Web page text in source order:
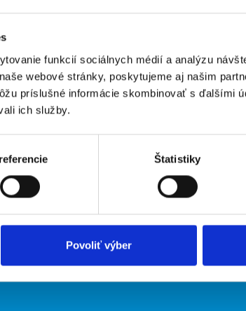
funkcií sociálnych médií a analýzu
webové stránky, poskytujeme aj našim
príslušné informácie skombinovať s ďalšími
ich služby.
Štatistiky
Povoliť výber
O portáli
Podmienky
Upraviť predvoľby cookies
Zásady ochrany osobných